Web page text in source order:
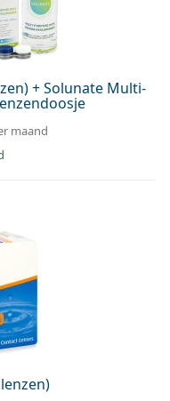
+ Solunate Multi-
maand